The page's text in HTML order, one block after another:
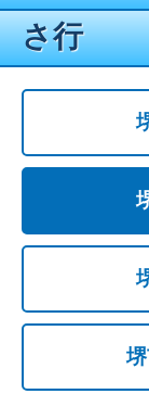
さ行